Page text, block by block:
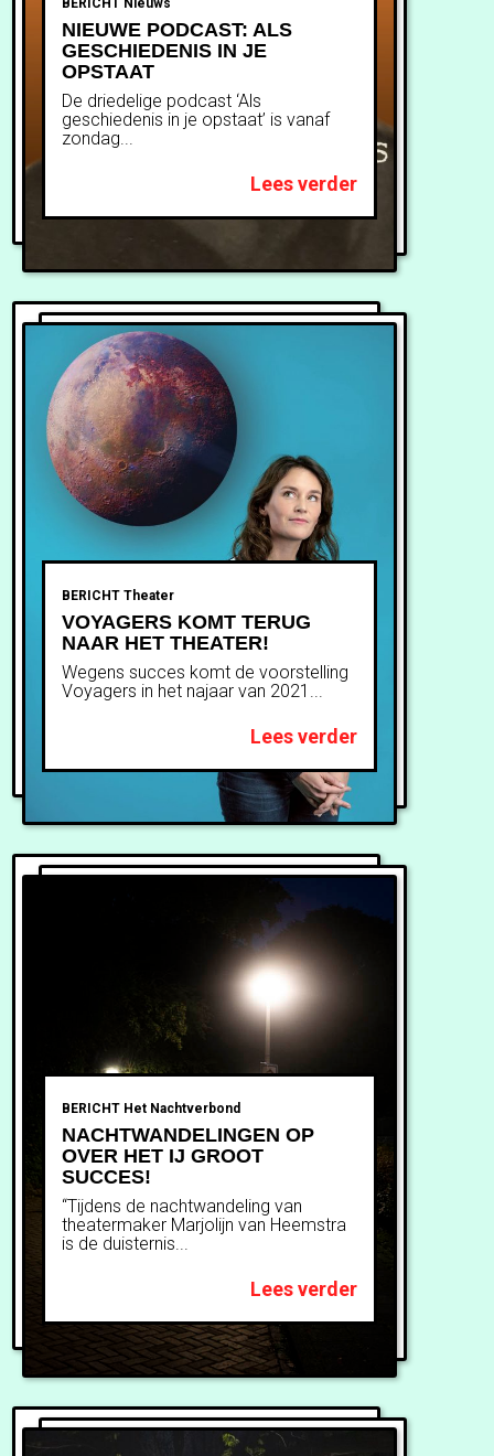
BERICHT Nieuws
NIEUWE PODCAST: ALS
GESCHIEDENIS IN JE
OPSTAAT
De driedelige podcast ‘Als
geschiedenis in je opstaat’ is vanaf
zondag...
Lees verder
BERICHT Theater
VOYAGERS KOMT TERUG
NAAR HET THEATER!
Wegens succes komt de voorstelling
Voyagers in het najaar van 2021...
Lees verder
BERICHT Het Nachtverbond
NACHTWANDELINGEN OP
OVER HET IJ GROOT
SUCCES!
“Tijdens de nachtwandeling van
theatermaker Marjolijn van Heemstra
is de duisternis...
Lees verder